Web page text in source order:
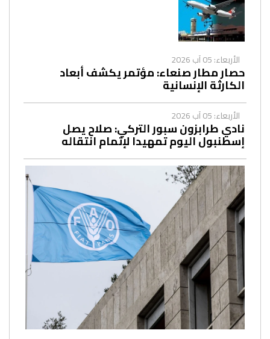
الأربعاء: 05 آب 2026
حصار مطار صنعاء: مؤتمر يكشف أبعاد
الكارثة الإنسانية
الأربعاء: 05 آب 2026
نادي طرابزون سبور التركي: صلاح يصل
إسطنبول اليوم تمهيدا لإتمام انتقاله